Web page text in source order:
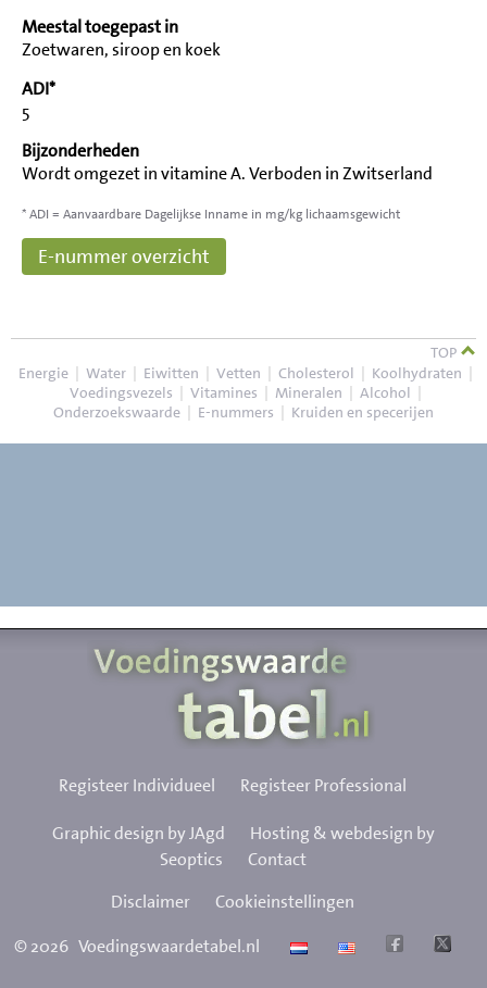
Meestal toegepast in
Zoetwaren, siroop en koek
ADI*
5
Bijzonderheden
Wordt omgezet in vitamine A. Verboden in Zwitserland
* ADI = Aanvaardbare Dagelijkse Inname in mg/kg lichaamsgewicht
E-nummer overzicht
TOP
Energie | Water | Eiwitten | Vetten | Cholesterol | Koolhydraten |
Voedingsvezels | Vitamines | Mineralen | Alcohol |
Onderzoekswaarde | E-nummers | Kruiden en specerijen
Registeer Individueel Registeer Professional
Graphic design by JAgd
Hosting & webdesign by
Seoptics
Contact
Disclaimer
Cookieinstellingen
©2026 Voedingswaardetabel.nl